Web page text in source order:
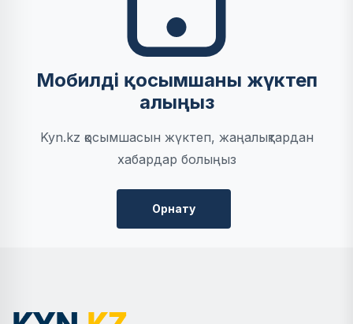
Мобилді қосымшаны жүктеп
алыңыз
Kyn.kz қосымшасын жүктеп, жаңалықтардан
хабардар болыңыз
Орнату